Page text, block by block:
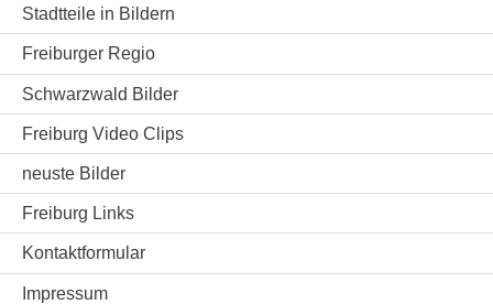
Stadtteile in Bildern
Freiburger Regio
Schwarzwald Bilder
Freiburg Video Clips
neuste Bilder
Freiburg Links
Kontaktformular
Impressum